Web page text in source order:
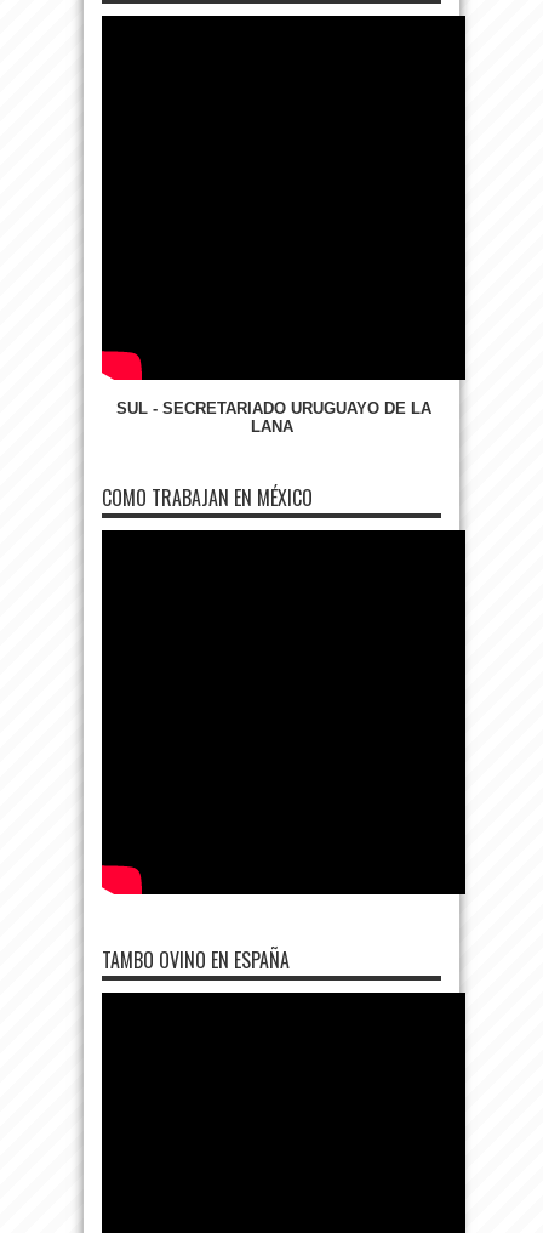
SUL - SECRETARIADO URUGUAYO DE LA
LANA
COMO TRABAJAN EN MÉXICO
TAMBO OVINO EN ESPAÑA